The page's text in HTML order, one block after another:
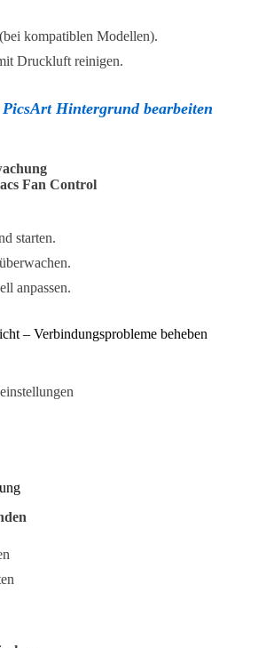
kompatiblen Modellen).
Druckluft reinigen.
Hintergrund bearbeiten
Fan Control
starten.
anpassen.
– Verbindungsprobleme beheben